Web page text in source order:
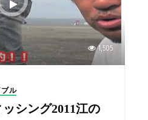
1,505
ブル
シング2011江の